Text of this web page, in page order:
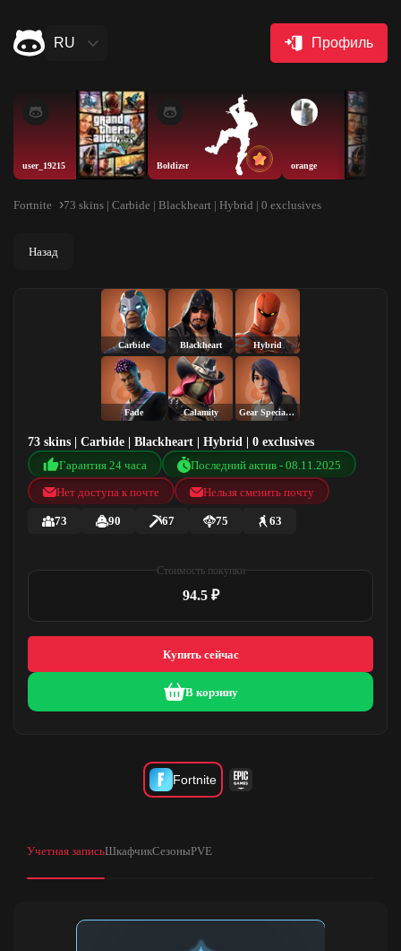
RU Профиль
user_19215 Boldizsr orange
Fortnite 73 skins | Carbide | Blackheart | Hybrid | 0 exclusives
Назад
Carbide Blackheart Hybrid
Fade Calamity Gear Specialist Maya
73 skins | Carbide | Blackheart | Hybrid | 0 exclusives
Гарантия 24 часа
Последний актив - 08.11.2025
Нет доступа к почте
Нельзя сменить почту
73 90 67 75 63
Стоимость покупки
94.5 ₽
Купить сейчас
В корзину
Fortnite
Учетная записьШкафчикСезоныPVE